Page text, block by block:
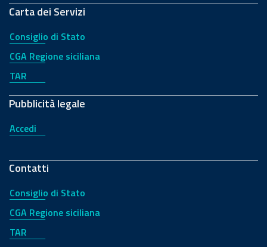
Carta dei Servizi
Consiglio di Stato
CGA Regione siciliana
TAR
Pubblicità legale
Accedi
Contatti
Consiglio di Stato
CGA Regione siciliana
TAR